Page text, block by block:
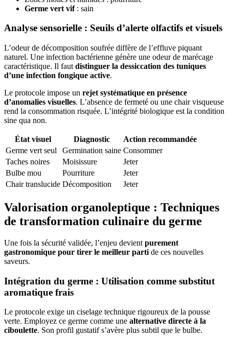
Germe vert vif: sain
Analyse sensorielle : Seuils d’alerte olfactifs et visuels
L’odeur de décomposition soufrée diffère de l’effluve piquant
naturel. Une infection bactérienne génère une odeur de marécage
caractéristique. Il faut distinguer la dessiccation des tuniques
d’une infection fongique active.
Le protocole impose un rejet systématique en présence
d’anomalies visuelles. L’absence de fermeté ou une chair visqueuse
rend la consommation risquée. L’intégrité biologique est la condition
sine qua non.
État visuel Diagnostic
Action recommandée
Germe vert seul
Germination saine Consommer
Taches noires
Moisissure
Jeter
Bulbe mou
Pourriture
Jeter
Chair translucide Décomposition Jeter
Valorisation organoleptique : Techniques
de transformation culinaire du germe
Une fois la sécurité validée, l’enjeu devient purement
gastronomique pour tirer le meilleur parti de ces nouvelles
saveurs.
Intégration du germe : Utilisation comme substitut
aromatique frais
Le protocole exige un ciselage technique rigoureux de la pousse
verte. Employez ce germe comme une alternative directe à la
ciboulette. Son profil gustatif s’avère plus subtil que le bulbe.